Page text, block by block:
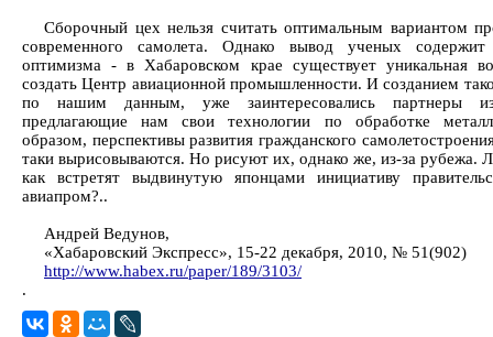
Сборочный цех нельзя считать оптимальным вариантом
современного самолета. Однако вывод ученых
оптимизма - в Хабаровском крае существует уникальная
создать Центр авиационной промышленности. И созданием
по нашим данным, уже заинтересовались партнеры
предлагающие нам свои технологии по обработке
образом, перспективы развития гражданского
таки вырисовываются. Но рисуют их, однако же, из-за рубежа.
как встретят выдвинутую японцами инициативу
авиапром?..
Андрей Ведунов,
«Хабаровский Экспресс», 15-22 декабря, 2010, № 51(902)
http://www.habex.ru/paper/189/3103/
.